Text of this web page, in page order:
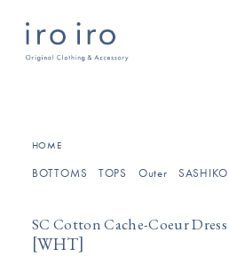
HOME
BOTTOMS TOPS Outer SASHIKO
SC Cotton Cache-Coeur
[WHT]